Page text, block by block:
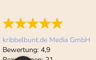
kribbelbunt.de Media GmbH
Bewertung: 4,9